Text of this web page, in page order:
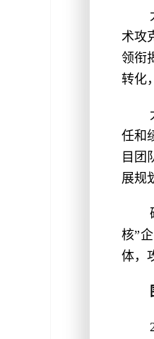
术攻
领衔
转化
任和
目团
展规
核”
体，